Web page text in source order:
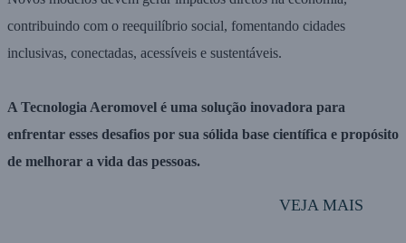
contribuindo com o reequilíbrio social, fomentando cidades
inclusivas, conectadas, acessíveis e sustentáveis.
A Tecnologia Aeromovel é uma solução inovadora para
enfrentar esses desafios por sua sólida base científica e propósito
de melhorar a vida das pessoas.
VEJA MAIS